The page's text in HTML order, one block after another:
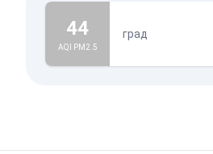
44
AQI PM2.5
град